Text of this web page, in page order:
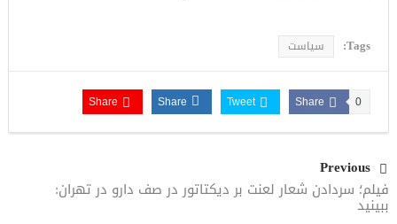
Tags: سیاست
Share 0
Tweet
Share
Share
Previous
فیلم؛ سردادن شعار لعنت بر دیکتاتور در صف دارو در تهران:
ببینید